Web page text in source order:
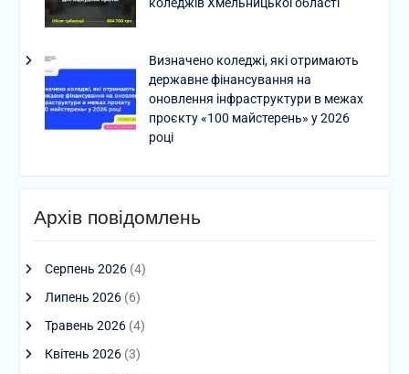
Визначено коледжі, які отримають
державне фінансування на
оновлення інфраструктури в межах
проєкту «100 майстерень» у 2026
році
Архів повідомлень
Серпень 2026(4)
Липень 2026(6)
Травень 2026(4)
Квітень 2026(3)